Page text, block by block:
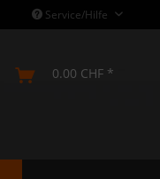
Service/Hilfe
0.00 CHF *